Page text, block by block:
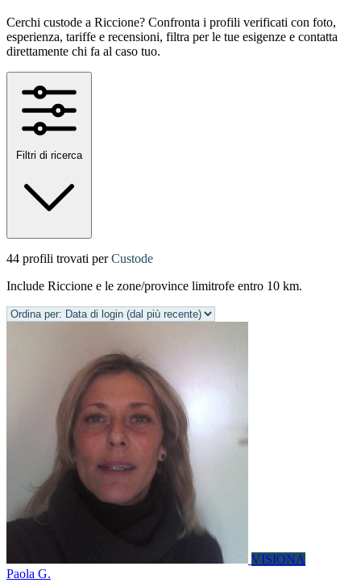
Cerchi custode a Riccione? Confronta i profili verificati con foto,
esperienza, tariffe e recensioni, filtra per le tue esigenze e contatta
direttamente chi fa al caso tuo.
Filtri di ricerca
44 profili trovati perCustode
Include Riccione e le zone/province limitrofe entro 10 km.
VISIONA
Paola G.